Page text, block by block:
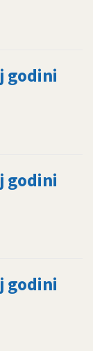
godini
godini
godini